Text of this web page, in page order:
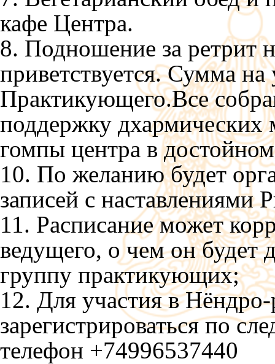
кафе Центра.
8. Подношение за ретрит
приветствуется. Сумма на
Практикующего.Все
поддержку дхармических
гомпы центра в
10. По желанию будет
записей с наставлениями
11. Расписание может
ведущего, о чем он будет
группу практикующих;
12. Для участия в
зарегистрироваться по
телефон +74996537440